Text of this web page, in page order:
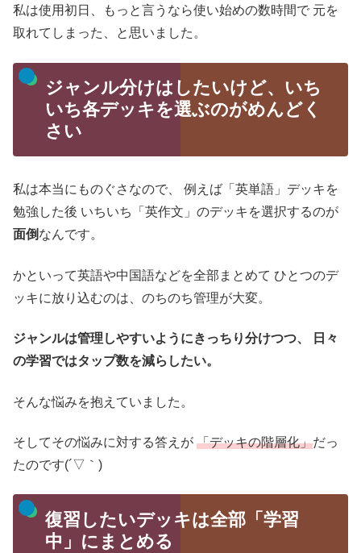
私は使用初日、もっと言うなら使い始めの数時間で 元を
取れてしまった、と思いました。
ジャンル分けはしたいけど、いち
いち各デッキを選ぶのがめんどく
さい
私は本当にものぐさなので、
例えば「英単語」デッキを
勉強した後 いちいち「英作文」のデッキを選択するのが
面倒なんです。
かといって英語や中国語などを全部まとめて ひとつのデ
ッキに放り込むのは、のちのち管理が大変。
ジャンルは管理しやすいようにきっちり分けつつ、
日々
の学習ではタップ数を減らしたい。
そんな悩みを抱えていました。
そしてその悩みに対する答えが 「デッキの階層化」だっ
たのです(´▽｀)
復習したいデッキは全部「学習
中」にまとめる